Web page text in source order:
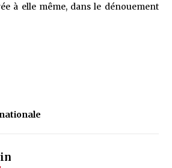
à elle même, dans le dénouement